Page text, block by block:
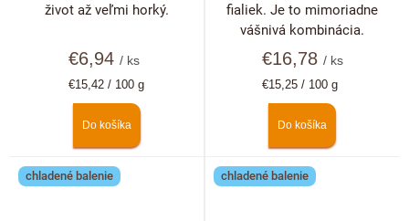
€6,94/ ks
Jednotková
€15,42 / 100 g
Do košíka
život až veľmi horký.
€16,78 / ks
Jednotková
€15,25 / 100 g
Do košíka
fialiek. Je to mimoriadne
vášnivá kombinácia.
chladené balenie chladené balenie